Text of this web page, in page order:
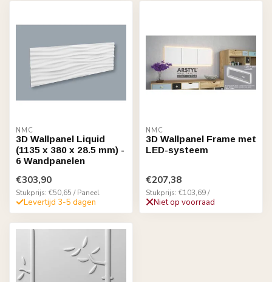
NMC
3D Wallpanel Liquid
(1135 x 380 x 28.5 mm) -
6 Wandpanelen
€303,90
Stukprijs: €50,65 / Paneel
Levertijd 3-5 dagen
NMC
3D Wallpanel Frame met
LED-systeem
€207,38
Stukprijs: €103,69 /
Niet op voorraad